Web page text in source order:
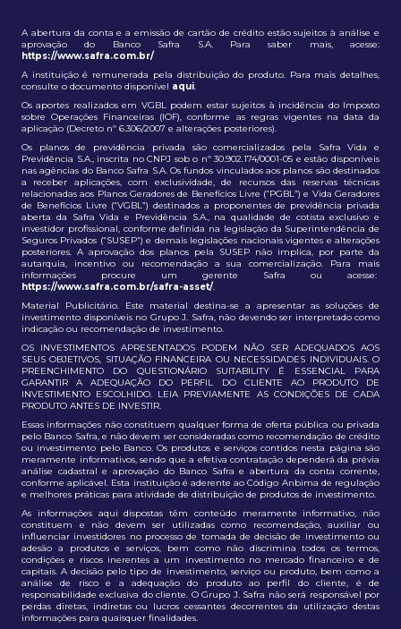
A abertura da conta e a emissão de cartão de crédito estão sujeitos à análise e
aprovação do Banco Safra S.A. Para saber mais, acesse:
https://www.safra.com.br/
A instituição é remunerada pela distribuição do produto. Para mais detalhes,
consulte o documento disponível aqui.
Os aportes realizados em VGBL podem estar sujeitos à incidência do Imposto
sobre Operações Financeiras (IOF), conforme as regras vigentes na data da
aplicação (Decreto nº 6.306/2007 e alterações posteriores).
Os planos de previdência privada são comercializados pela Safra Vida e
Previdência S.A., inscrita no CNPJ sob o nº 30.902.174/0001-05 e estão disponíveis
nas agências do Banco Safra S.A. Os fundos vinculados aos planos são destinados
a receber aplicações, com exclusividade, de recursos das reservas técnicas
relacionadas aos Planos Geradores de Benefícios Livre (“PGBL”) e Vida Geradores
de Benefícios Livre (“VGBL”) destinados a proponentes de previdência privada
aberta da Safra Vida e Previdência S.A., na qualidade de cotista exclusivo e
investidor profissional, conforme definida na legislação da Superintendência de
Seguros Privados (“SUSEP”) e demais legislações nacionais vigentes e alterações
posteriores. A aprovação dos planos pela SUSEP não implica, por parte da
autarquia, incentivo ou recomendação a sua comercialização. Para mais
informações procure um gerente Safra ou acesse:
https://www.safra.com.br/safra-asset/.
Material Publicitário. Este material destina-se a apresentar as soluções de
investimento disponíveis no Grupo J. Safra, não devendo ser interpretado como
indicação ou recomendação de investimento.
OS INVESTIMENTOS APRESENTADOS PODEM NÃO SER ADEQUADOS AOS
SEUS OBJETIVOS, SITUAÇÃO FINANCEIRA OU NECESSIDADES INDIVIDUAIS. O
PREENCHIMENTO DO QUESTIONÁRIO SUITABILITY É ESSENCIAL PARA
GARANTIR A ADEQUAÇÃO DO PERFIL DO CLIENTE AO PRODUTO DE
INVESTIMENTO ESCOLHIDO. LEIA PREVIAMENTE AS CONDIÇÕES DE CADA
PRODUTO ANTES DE INVESTIR.
Essas informações não constituem qualquer forma de oferta pública ou privada
pelo Banco Safra, e não devem ser consideradas como recomendação de crédito
ou investimento pelo Banco. Os produtos e serviços contidos nesta página são
meramente informativos, sendo que a efetiva contratação dependerá da prévia
análise cadastral e aprovação do Banco Safra e abertura da conta corrente,
conforme aplicável. Esta instituição é aderente ao Código Anbima de regulação
e melhores práticas para atividade de distribuição de produtos de investimento.
As informações aqui dispostas têm conteúdo meramente informativo, não
constituem e não devem ser utilizadas como recomendação, auxiliar ou
influenciar investidores no processo de tomada de decisão de investimento ou
adesão a produtos e serviços, bem como não discrimina todos os termos,
condições e riscos inerentes a um investimento no mercado financeiro e de
capitais. A decisão pelo tipo de investimento, serviço ou produto, bem como a
análise de risco e a adequação do produto ao perfil do cliente, é de
responsabilidade exclusiva do cliente. O Grupo J. Safra não será responsável por
perdas diretas, indiretas ou lucros cessantes decorrentes da utilização destas
informações para quaisquer finalidades.